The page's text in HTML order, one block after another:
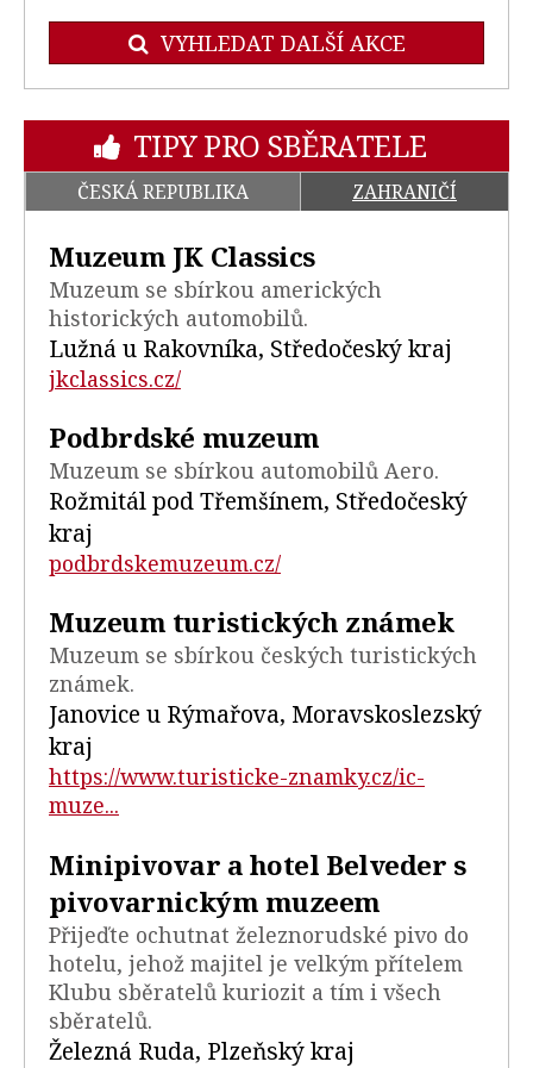
VYHLEDAT DALŠÍ AKCE
TIPY PRO SBĚRATELE
ČESKÁ REPUBLIKA ZAHRANIČÍ
Muzeum JK Classics
Muzeum se sbírkou amerických
historických automobilů.
Lužná u Rakovníka, Středočeský kraj
jkclassics.cz/
Podbrdské muzeum
Muzeum se sbírkou automobilů Aero.
Rožmitál pod Třemšínem, Středočeský
kraj
podbrdskemuzeum.cz/
Muzeum turistických známek
Muzeum se sbírkou českých turistických
známek.
Janovice u Rýmařova, Moravskoslezský
kraj
https://www.turisticke-znamky.cz/ic-
muze...
Minipivovar a hotel Belveder s
pivovarnickým muzeem
Přijeďte ochutnat železnorudské pivo do
hotelu, jehož majitel je velkým přítelem
Klubu sběratelů kuriozit a tím i všech
sběratelů.
Železná Ruda, Plzeňský kraj